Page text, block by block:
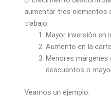
aumentar tres elementos
trabajo:
Mayor inversión en
Aumento en la
Menores márgenes
descuentos o
Veamos un ejemplo: